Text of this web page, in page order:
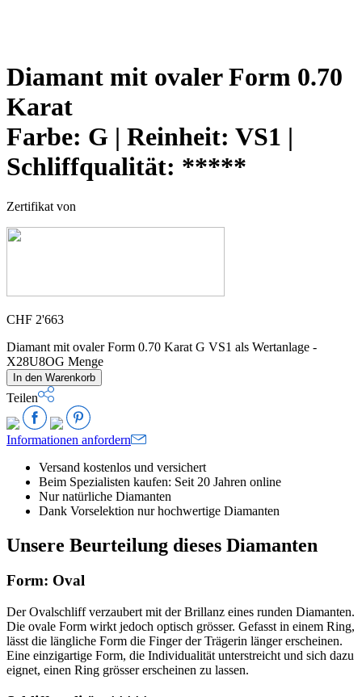
Diamant mit ovaler Form 0.70
Karat
Farbe: G | Reinheit: VS1 |
Schliffqualität: *****
Zertifikat von
CHF 2'663
Diamant mit ovaler Form 0.70 Karat G VS1 als Wertanlage -
X28U8OG Menge
In den Warenkorb
Teilen
Informationen anfordern
Versand kostenlos und versichert
Beim Spezialisten kaufen: Seit 20 Jahren online
Nur natürliche Diamanten
Dank Vorselektion nur hochwertige Diamanten
Unsere Beurteilung dieses Diamanten
Form: Oval
Der Ovalschliff verzaubert mit der Brillanz eines runden Diamanten.
Die ovale Form wirkt jedoch optisch grösser. Gefasst in einem Ring,
lässt die längliche Form die Finger der Trägerin länger erscheinen.
Eine einzigartige Form, die Individualität unterstreicht und sich dazu
eignet, einen Ring grösser erscheinen zu lassen.